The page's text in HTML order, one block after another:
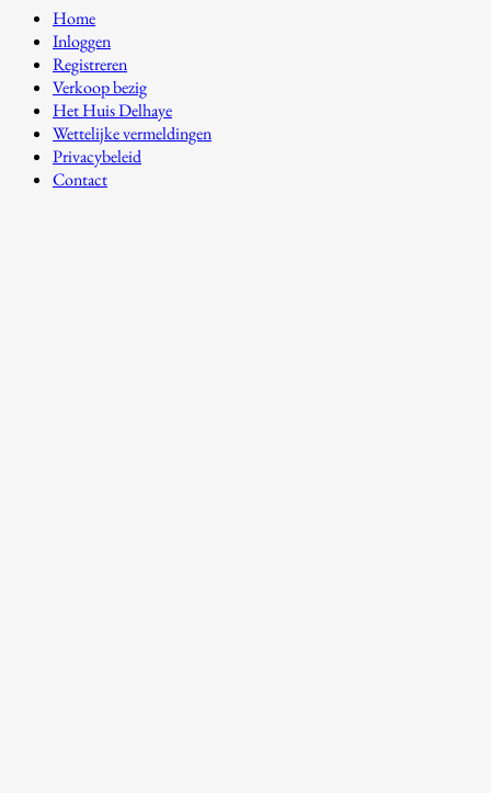
Home
Inloggen
Registreren
Verkoop bezig
Het Huis Delhaye
Wettelijke vermeldingen
Privacybeleid
Contact